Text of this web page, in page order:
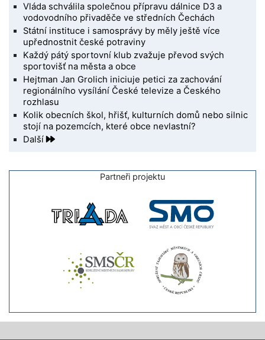
Vláda schválila společnou přípravu dálnice D3 a
vodovodního přivaděče ve středních Čechách
Státní instituce i samosprávy by měly ještě více
upřednostnit české potraviny
Každý pátý sportovní klub zvažuje převod svých
sportovišť na města a obce
Hejtman Jan Grolich iniciuje petici za zachování
regionálního vysílání České televize a Českého
rozhlasu
Kolik obecních škol, hřišť, kulturních domů nebo silnic
stojí na pozemcích, které obce nevlastní?
Další
Partneři projektu